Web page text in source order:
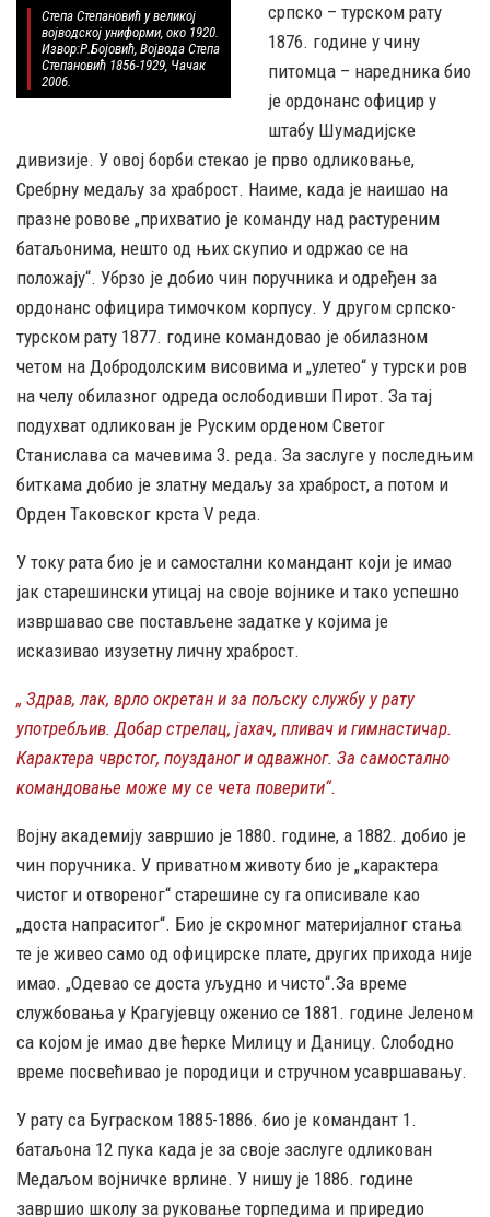
Степа Степановић у великој
војводској униформи, око 1920.
Извор:Р.Бојовић, Војвода Степа
Степановић 1856-1929, Чачак
2006.
српско – турском рату
1876. године у чину
питомца – наредника био
је ордонанс официр у
штабу Шумадијске
дивизије. У овој борби стекао је прво одликовање,
Сребрну медаљу за храброст. Наиме, када је наишао на
празне ровове „прихватио је команду над растуреним
батаљонима, нешто од њих скупио и одржао се на
положају“. Убрзо је добио чин поручника и одређен за
ордонанс официра тимочком корпусу. У другом српско-
турском рату 1877. године командовао је обилазном
четом на Добродолским висовима и „улетео“ у турски ров
на челу обилазног одреда ослободивши Пирот. За тај
подухват одликован је Руским орденом Светог
Станислава са мачевима 3. реда. За заслуге у последњим
биткама добио је златну медаљу за храброст, а потом и
Орден Таковског крста V реда.
У току рата био је и самостални командант који је имао
јак старешински утицај на своје војнике и тако успешно
извршавао све постављене задатке у којима је
исказивао изузетну личну храброст.
„ Здрав, лак, врло окретан и за пољску службу у рату
употребљив. Добар стрелац, јахач, пливач и гимнастичар.
Карактера чврстог, поузданог и одважног. За самостално
командовање може му се чета поверити“.
Војну академију завршио је 1880. године, а 1882. добио је
чин поручника. У приватном животу био је „карактера
чистог и отвореног“ старешине су га описивале као
„доста напраситог“. Био је скромног материјалног стања
те је живео само од официрске плате, других прихода није
имао. „Одевао се доста уљудно и чисто“.За време
службовања у Крагујевцу оженио се 1881. године Јеленом
са којом је имао две ћерке Милицу и Даницу. Слободно
време посвећивао је породици и стручном усавршавању.
У рату са Буграском 1885-1886. био је командант 1.
батаљона 12 пука када је за своје заслуге одликован
Медаљом војничке врлине. У нишу је 1886. године
завршио школу за руковање торпедима и приредио